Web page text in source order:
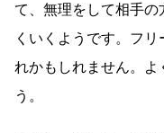
て、無理をして相手の
くいくようです。フ
れかもしれません。よ
う。